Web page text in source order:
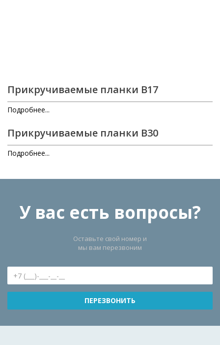
Прикручиваемые планки B17
Подробнее...
Прикручиваемые планки B30
Подробнее...
У вас есть вопросы?
Оставьте свой номер и
мы вам перезвоним